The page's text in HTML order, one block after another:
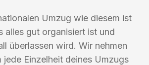
Umzug wie diesem ist
alles gut organisiert ist und
überlassen wird. Wir nehmen
jede Einzelheit deines Umzugs